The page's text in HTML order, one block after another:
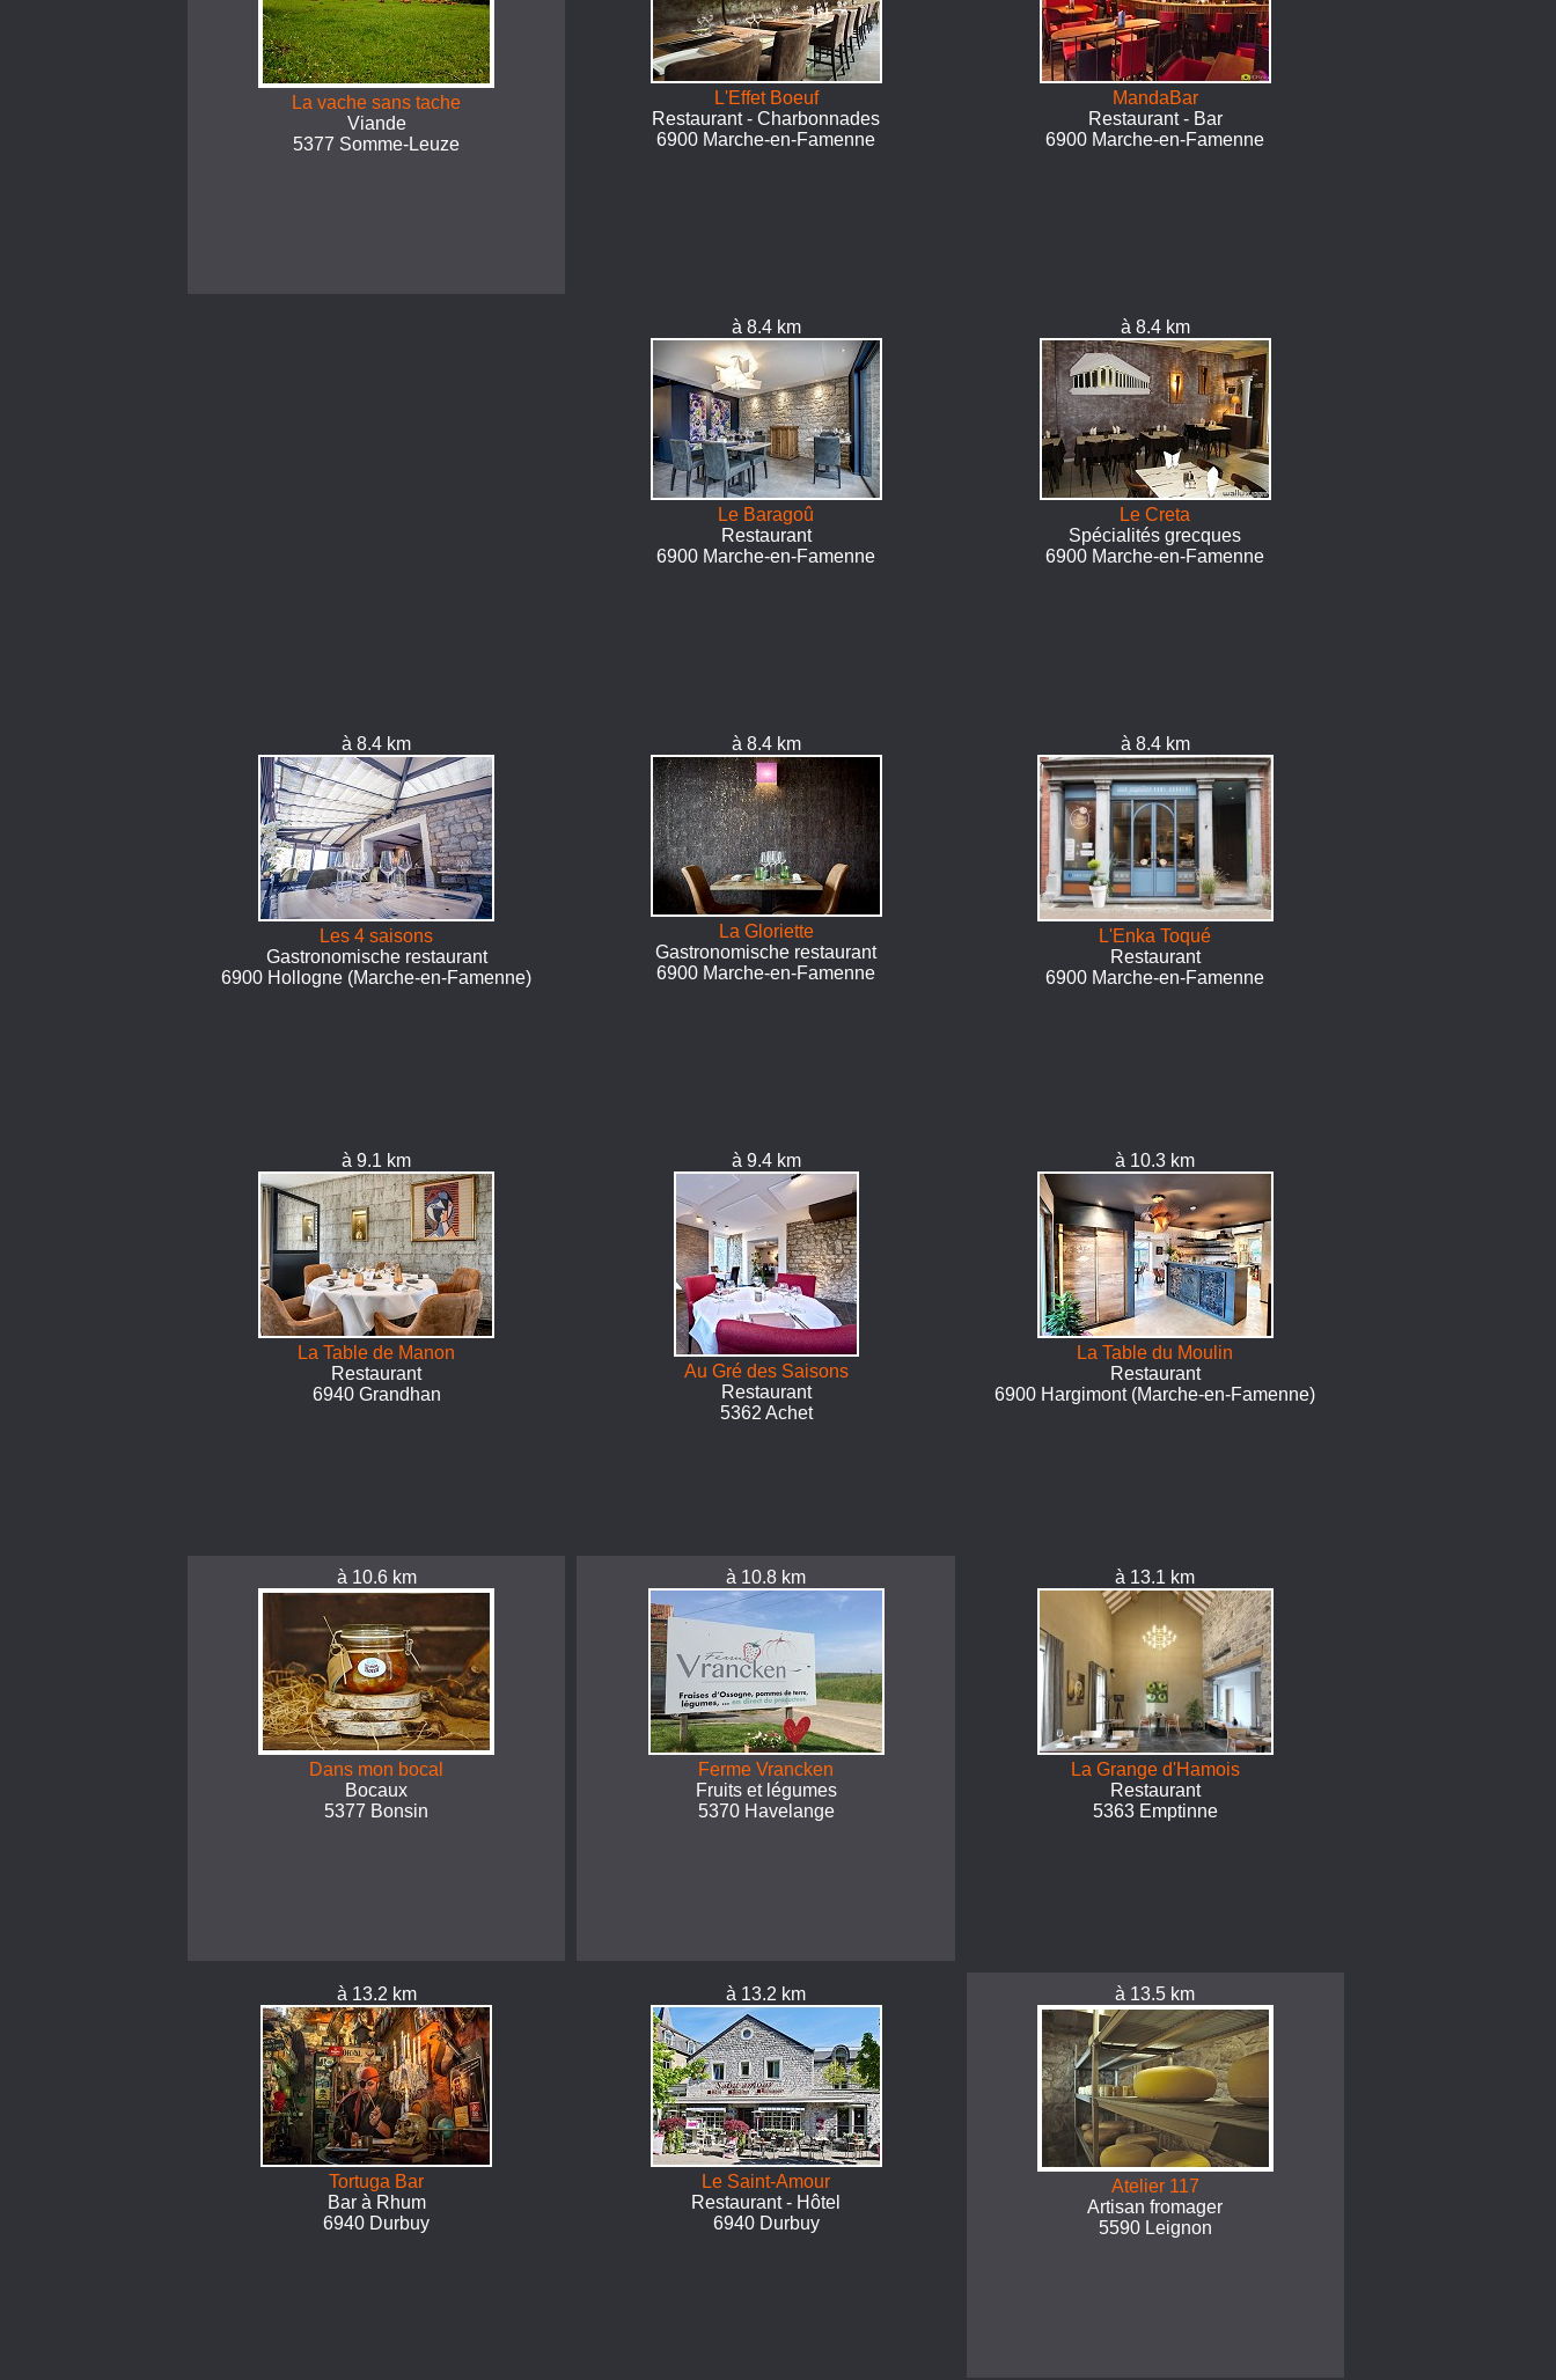
La vache sans tache
Viande
5377 Somme-Leuze
L'Effet Boeuf
Restaurant - Charbonnades
6900 Marche-en-Famenne
MandaBar
Restaurant - Bar
6900 Marche-en-Famenne
à 8.4 km
Le Baragoû
Restaurant
6900 Marche-en-Famenne
à 8.4 km
Le Creta
Spécialités grecques
6900 Marche-en-Famenne
à 8.4 km
Les 4 saisons
Gastronomische restaurant
6900 Hollogne (Marche-en-Famenne)
à 8.4 km
La Gloriette
Gastronomische restaurant
6900 Marche-en-Famenne
à 8.4 km
L'Enka Toqué
Restaurant
6900 Marche-en-Famenne
à 9.1 km
La Table de Manon
Restaurant
6940 Grandhan
à 9.4 km
Au Gré des Saisons
Restaurant
5362 Achet
à 10.3 km
La Table du Moulin
Restaurant
6900 Hargimont (Marche-en-Famenne)
à 10.6 km
Dans mon bocal
Bocaux
5377 Bonsin
à 10.8 km
Ferme Vrancken
Fruits et légumes
5370 Havelange
à 13.1 km
La Grange d'Hamois
Restaurant
5363 Emptinne
à 13.2 km
Tortuga Bar
Bar à Rhum
6940 Durbuy
à 13.2 km
Le Saint-Amour
Restaurant - Hôtel
6940 Durbuy
à 13.5 km
Atelier 117
Artisan fromager
5590 Leignon